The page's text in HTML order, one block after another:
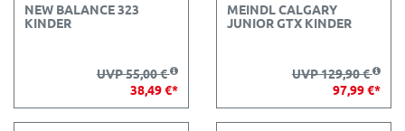
NEW BALANCE 323
KINDER
UVP 55,00 €
38,49 €*
MEINDL CALGARY
JUNIOR GTX KINDER
UVP 129,90 €
97,99 €*